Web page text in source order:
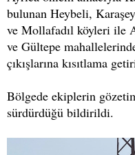
bulunan Heybeli,
ve Mollafadıl köyleri ile
ve Gültepe
çıkışlarına kısıtlama
Bölgede ekiplerin
sürdürdüğü bildirildi.